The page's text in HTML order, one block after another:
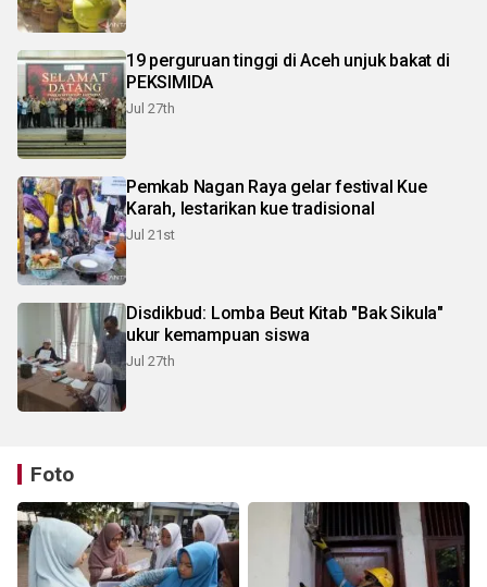
19 perguruan tinggi di Aceh unjuk bakat di
PEKSIMIDA
Jul 27th
Pemkab Nagan Raya gelar festival Kue
Karah, lestarikan kue tradisional
Jul 21st
Disdikbud: Lomba Beut Kitab "Bak Sikula"
ukur kemampuan siswa
Jul 27th
Foto